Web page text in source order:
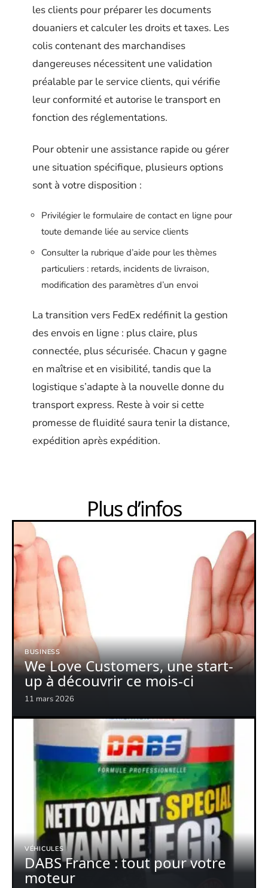
les clients pour préparer les documents
douaniers et calculer les droits et taxes. Les
colis contenant des marchandises
dangereuses nécessitent une validation
préalable par le service clients, qui vérifie
leur conformité et autorise le transport en
fonction des réglementations.
Pour obtenir une assistance rapide ou gérer
une situation spécifique, plusieurs options
sont à votre disposition :
Privilégier le formulaire de contact en ligne pour
toute demande liée au service clients
Consulter la rubrique d’aide pour les thèmes
particuliers : retards, incidents de livraison,
modification des paramètres d’un envoi
La transition vers FedEx redéfinit la gestion
des envois en ligne : plus claire, plus
connectée, plus sécurisée. Chacun y gagne
en maîtrise et en visibilité, tandis que la
logistique s’adapte à la nouvelle donne du
transport express. Reste à voir si cette
promesse de fluidité saura tenir la distance,
expédition après expédition.
Plus d’infos
BUSINESS
We Love Customers, une start-
up à découvrir ce mois-ci
11 mars 2026
VÉHICULES
DABS France : tout pour votre
moteur